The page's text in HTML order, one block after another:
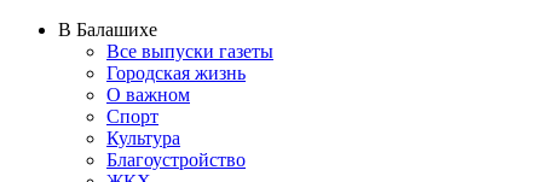
В Балашихе
Все выпуски газеты
Городская жизнь
О важном
Спорт
Культура
Благоустройство